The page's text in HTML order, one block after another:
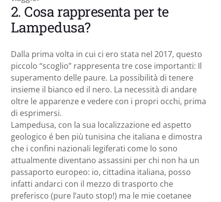
2. Cosa rappresenta per te
Lampedusa?
Dalla prima volta in cui ci ero stata nel 2017, questo
piccolo “scoglio” rappresenta tre cose importanti: Il
superamento delle paure. La possibilità di tenere
insieme il bianco ed il nero. La necessità di andare
oltre le apparenze e vedere con i propri occhi, prima
di esprimersi.
Lampedusa, con la sua localizzazione ed aspetto
geologico é ben più tunisina che italiana e dimostra
che i confini nazionali legiferati come lo sono
attualmente diventano assassini per chi non ha un
passaporto europeo: io, cittadina italiana, posso
infatti andarci con il mezzo di trasporto che
preferisco (pure l’auto stop!) ma le mie coetanee